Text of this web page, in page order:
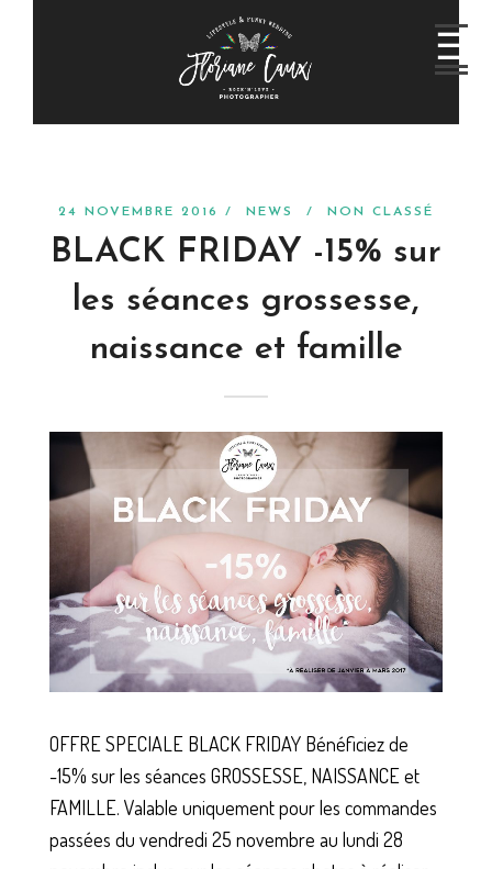
24 NOVEMBRE 2016 / NEWS / NON CLASSÉ
BLACK FRIDAY -15% sur
les séances grossesse,
naissance et famille
OFFRE SPECIALE BLACK FRIDAY Bénéficiez de
-15% sur les séances GROSSESSE, NAISSANCE et
FAMILLE. Valable uniquement pour les commandes
passées du vendredi 25 novembre au lundi 28